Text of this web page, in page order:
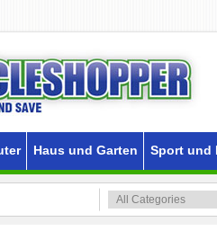
Haus und Garten Sport und